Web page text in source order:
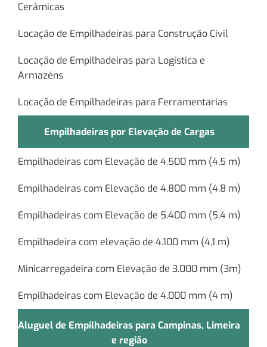
Cerâmicas
Locação de Empilhadeiras para Construção Civil
Locação de Empilhadeiras para Logística e
Armazéns
Locação de Empilhadeiras para Ferramentarias
Empilhadeiras por Elevação de Cargas
Empilhadeiras com Elevação de 4.500 mm (4,5 m)
Empilhadeiras com Elevação de 4.800 mm (4,8 m)
Empilhadeiras com Elevação de 5.400 mm (5,4 m)
Empilhadeira com elevação de 4.100 mm (4,1 m)
Minicarregadeira com Elevação de 3.000 mm (3m)
Empilhadeiras com Elevação de 4.000 mm (4 m)
Aluguel de Empilhadeiras para Campinas, Limeira
e região